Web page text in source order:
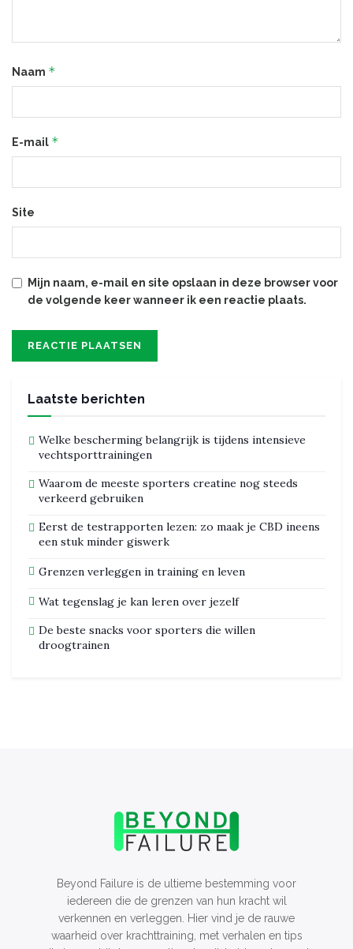
Naam *
E-mail *
Site
Mijn naam, e-mail en site opslaan in deze browser voor
de volgende keer wanneer ik een reactie plaats.
Laatste berichten
Welke bescherming belangrijk is tijdens intensieve
vechtsporttrainingen
Waarom de meeste sporters creatine nog steeds
verkeerd gebruiken
Eerst de testrapporten lezen: zo maak je CBD ineens
een stuk minder giswerk
Grenzen verleggen in training en leven
Wat tegenslag je kan leren over jezelf
De beste snacks voor sporters die willen
droogtrainen
Beyond Failure is de ultieme bestemming voor
iedereen die de grenzen van hun kracht wil
verkennen en verleggen. Hier vind je de rauwe
waarheid over krachttraining, met verhalen en tips